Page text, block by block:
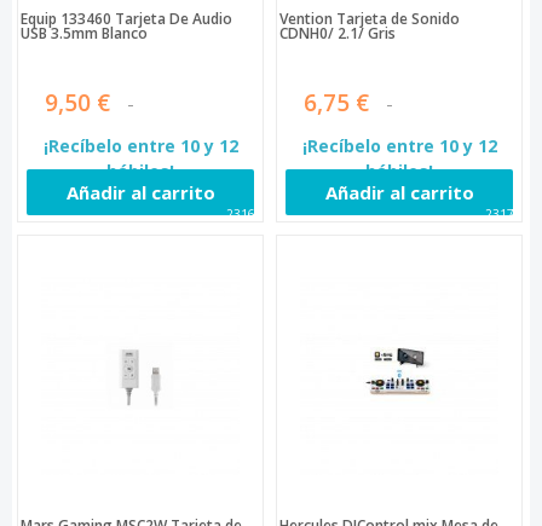
Equip 133460 Tarjeta De Audio
USB 3.5mm Blanco
9,50 €
¡Recíbelo entre 10 y 12
hábiles!
Añadir al carrito
23165
Vention Tarjeta de Sonido
CDNH0/ 2.1/ Gris
6,75 €
¡Recíbelo entre 10 y 12
hábiles!
Añadir al carrito
23178